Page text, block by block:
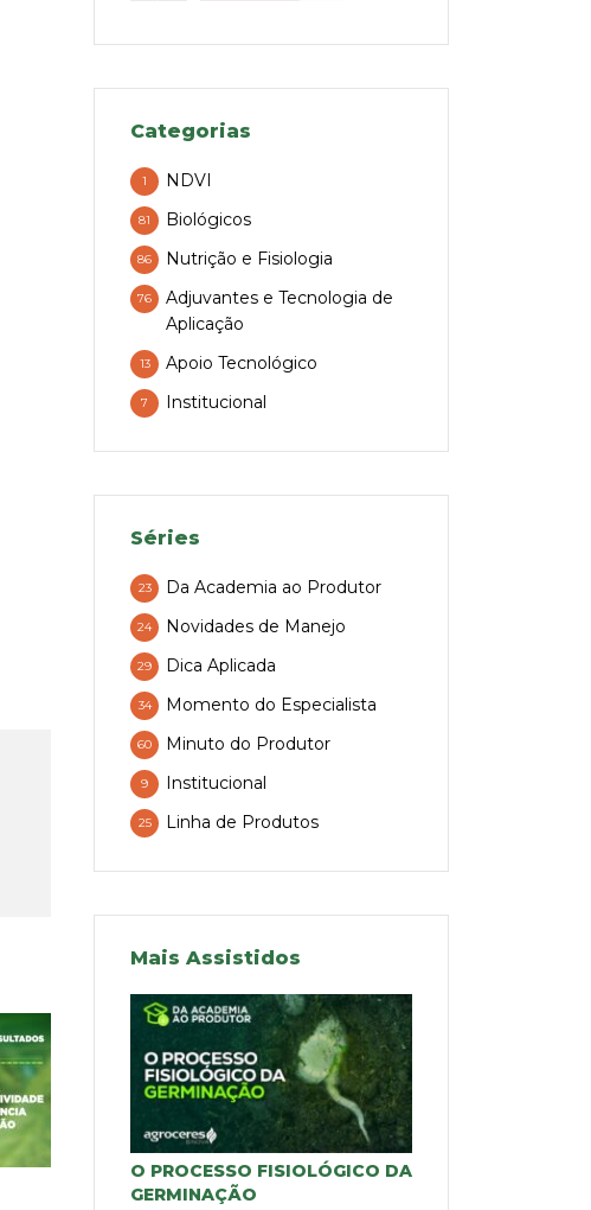
Categorias
NDVI
1
Biológicos
81
Nutrição e Fisiologia
86
Adjuvantes e Tecnologia de
Aplicação
76
Apoio Tecnológico
13
Institucional
7
Séries
Da Academia ao Produtor
23
Novidades de Manejo
24
Dica Aplicada
29
Momento do Especialista
34
Minuto do Produtor
60
Institucional
9
Linha de Produtos
25
Mais Assistidos
O PROCESSO FISIOLÓGICO DA
GERMINAÇÃO